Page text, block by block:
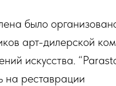
было
арт-дилерской
искусства.
на реставрации